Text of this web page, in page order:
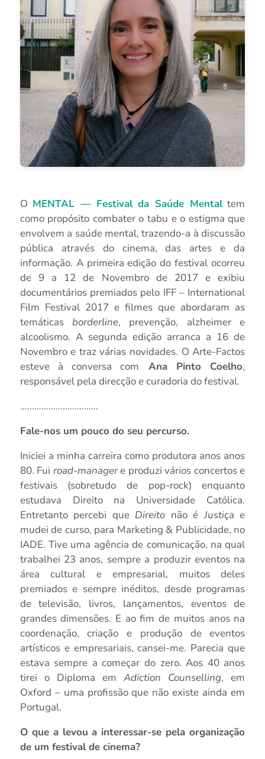
O MENTAL — Festival da Saúde Mentaltem
como propósito combater o tabu e o estigma que
envolvem a saúde mental, trazendo-a à discussão
pública através do cinema, das artes e da
informação. A primeira edição do festival ocorreu
de 9 a 12 de Novembro de 2017 e exibiu
documentários premiados pelo IFF – International
Film Festival 2017 e filmes que abordaram as
temáticasborderline, prevenção, alzheimer e
alcoolismo. A segunda edição arranca a 16 de
Novembro e traz várias novidades. O Arte-Factos
esteve à conversa com Ana Pinto Coelho,
responsável pela direcção e curadoria do festival.
……………………………
Fale-nos um pouco do seu percurso.
Iniciei a minha carreira como produtora anos anos
80. Fui road-managere produzi vários concertos e
festivais (sobretudo de pop-rock) enquanto
estudava Direito na Universidade Católica.
Entretanto percebi que Direito não éJustiça e
mudei de curso, para Marketing & Publicidade, no
IADE. Tive uma agência de comunicação, na qual
trabalhei 23 anos, sempre a produzir eventos na
área cultural e empresarial, muitos deles
premiados e sempre inéditos, desde programas
de televisão, livros, lançamentos, eventos de
grandes dimensões. E ao fim de muitos anos na
coordenação, criação e produção de eventos
artísticos e empresariais, cansei-me. Parecia que
estava sempre a começar do zero. Aos 40 anos
tirei o Diploma emAdiction Counselling, em
Oxford – uma profissão que não existe ainda em
Portugal.
O que a levou a interessar-se pela organização
de um festival de cinema?